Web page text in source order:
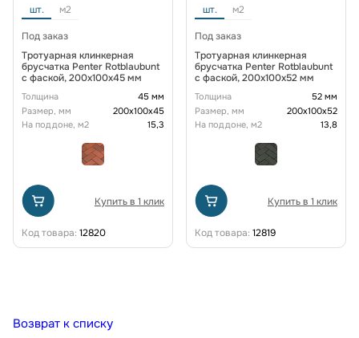
шт. м2
Под заказ
Тротуарная клинкерная
брусчатка Penter Rotblaubunt
с фаской, 200x100x45 мм
Толщина
45 мм
Размер, мм
200х100х45
На поддоне, м2
15,3
Купить в 1 клик
Код товара: 12820
шт. м2
Под заказ
Тротуарная клинкерная
брусчатка Penter Rotblaubunt
с фаской, 200x100x52 мм
Толщина
52 мм
Размер, мм
200х100х52
На поддоне, м2
13,8
Купить в 1 клик
Код товара: 12819
Возврат к списку